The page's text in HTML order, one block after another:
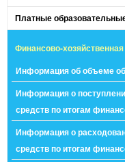
Платные
Финансово-
Информация об объеме
Информация о
средств по итогам
Информация о
средств по итогам